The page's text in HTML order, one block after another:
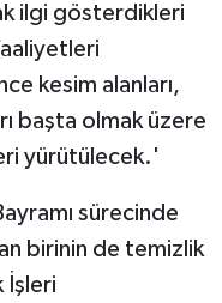
ilgi gösterdikleri
kesim alanları,
başta olmak üzere
yürütülecek.'
sürecinde
birinin de temizlik
İşleri